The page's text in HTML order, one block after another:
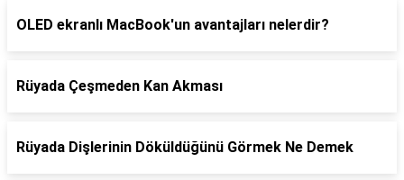
OLED ekranlı MacBook'un avantajları nelerdir?
Rüyada Çeşmeden Kan Akması
Rüyada Dişlerinin Döküldüğünü Görmek Ne Demek